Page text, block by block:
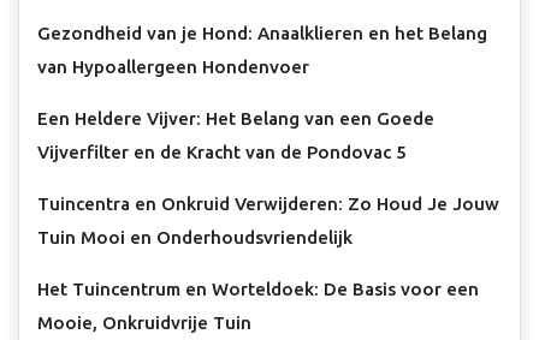
Gezondheid van je Hond: Anaalklieren en het Belang
van Hypoallergeen Hondenvoer
Een Heldere Vijver: Het Belang van een Goede
Vijverfilter en de Kracht van de Pondovac 5
Tuincentra en Onkruid Verwijderen: Zo Houd Je Jouw
Tuin Mooi en Onderhoudsvriendelijk
Het Tuincentrum en Worteldoek: De Basis voor een
Mooie, Onkruidvrije Tuin